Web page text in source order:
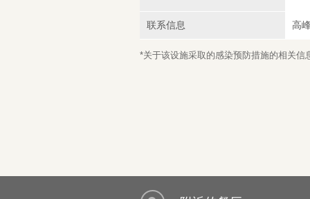
联系信息 高
*关于该设施采取的感染预防措施的相关信